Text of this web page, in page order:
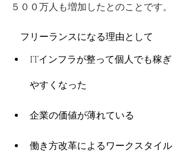
５００万人も増加したとのことです。
フリーランスになる理由として
ITインフラが整って個人でも稼ぎ
やすくなった
企業の価値が薄れている
働き方改革によるワークスタイル